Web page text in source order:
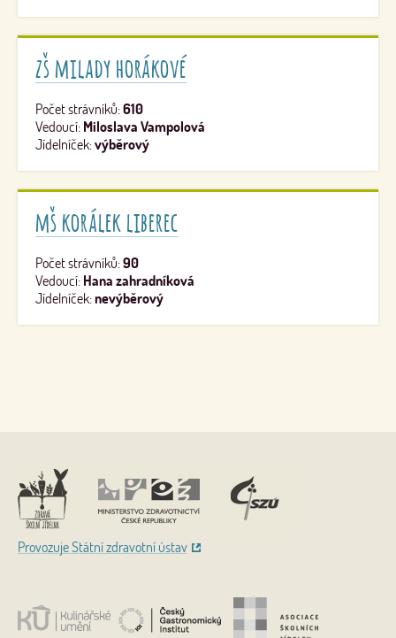
zš milady horákové
Počet strávníků:610
Vedoucí: Miloslava Vampolová
Jídelníček:výběrový
mš korálek liberec
Počet strávníků:90
Vedoucí: Hana zahradníková
Jídelníček:nevýběrový
Provozuje Státní zdravotní ústav